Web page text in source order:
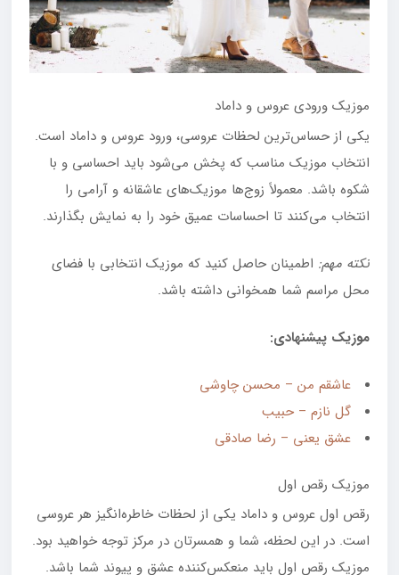
موزیک ورودی عروس و داماد
یکی از حساس‌ترین لحظات عروسی، ورود عروس و داماد است.
انتخاب موزیک مناسب که پخش می‌شود باید احساسی و با
شکوه باشد. معمولاً زوج‌ها موزیک‌های عاشقانه و آرامی را
انتخاب می‌کنند تا احساسات عمیق خود را به نمایش بگذارند.
نکته مهم: اطمینان حاصل کنید که موزیک انتخابی با فضای
محل مراسم شما همخوانی داشته باشد.
موزیک پیشنهادی:
عاشقم من – محسن چاوشی
گل نازم – حبیب
عشق یعنی – رضا صادقی
موزیک رقص اول
رقص اول عروس و داماد یکی از لحظات خاطره‌انگیز هر عروسی
است. در این لحظه، شما و همسرتان در مرکز توجه خواهید بود.
موزیک رقص اول باید منعکس‌کننده عشق و پیوند شما باشد.